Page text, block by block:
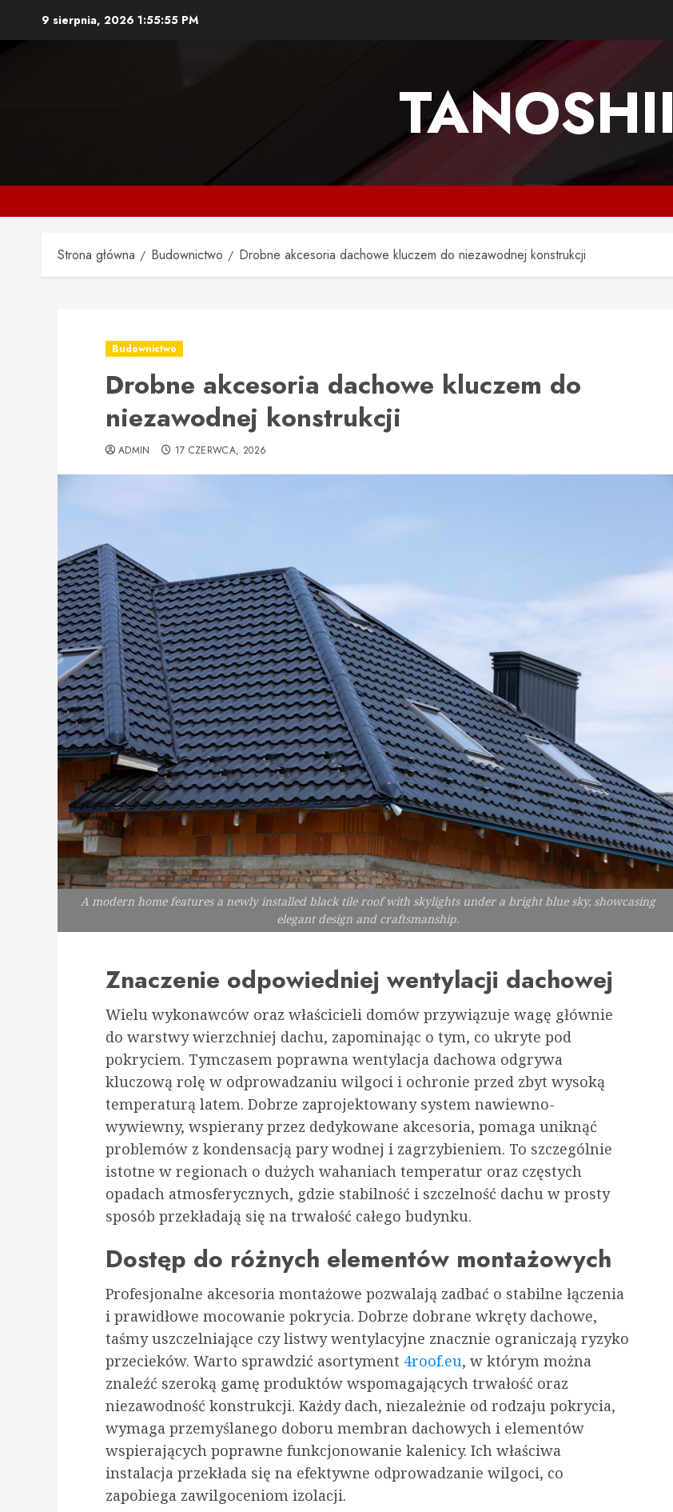
9 sierpnia, 2026 1:55:56 PM
TANOSHII
Strona główna Budownictwo Drobne akcesoria dachowe kluczem do niezawodnej konstrukcji
Budownictwo
Drobne akcesoria dachowe kluczem do
niezawodnej konstrukcji
ADMIN 17 CZERWCA, 2026
A modern home features a newly installed black tile roof with skylights under a bright blue sky, showcasing
elegant design and craftsmanship.
Znaczenie odpowiedniej wentylacji dachowej
Wielu wykonawców oraz właścicieli domów przywiązuje wagę głównie
do warstwy wierzchniej dachu, zapominając o tym, co ukryte pod
pokryciem. Tymczasem poprawna wentylacja dachowa odgrywa
kluczową rolę w odprowadzaniu wilgoci i ochronie przed zbyt wysoką
temperaturą latem. Dobrze zaprojektowany system nawiewno-
wywiewny, wspierany przez dedykowane akcesoria, pomaga uniknąć
problemów z kondensacją pary wodnej i zagrzybieniem. To szczególnie
istotne w regionach o dużych wahaniach temperatur oraz częstych
opadach atmosferycznych, gdzie stabilność i szczelność dachu w prosty
sposób przekładają się na trwałość całego budynku.
Dostęp do różnych elementów montażowych
Profesjonalne akcesoria montażowe pozwalają zadbać o stabilne łączenia
i prawidłowe mocowanie pokrycia. Dobrze dobrane wkręty dachowe,
taśmy uszczelniające czy listwy wentylacyjne znacznie ograniczają ryzyko
przecieków. Warto sprawdzić asortyment 4roof.eu, w którym można
znaleźć szeroką gamę produktów wspomagających trwałość oraz
niezawodność konstrukcji. Każdy dach, niezależnie od rodzaju pokrycia,
wymaga przemyślanego doboru membran dachowych i elementów
wspierających poprawne funkcjonowanie kalenicy. Ich właściwa
instalacja przekłada się na efektywne odprowadzanie wilgoci, co
zapobiega zawilgoceniom izolacji.